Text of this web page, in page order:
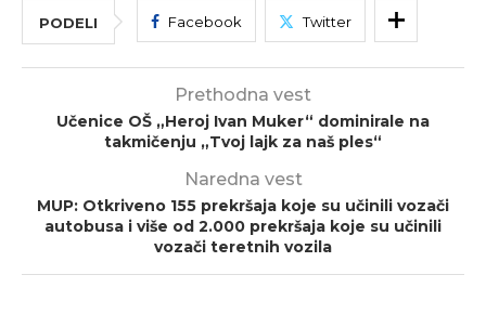
PODELI Facebook Twitter
Prethodna vest
Učenice OŠ „Heroj Ivan Muker“ dominirale na
takmičenju „Tvoj lajk za naš ples“
Naredna vest
MUP: Otkriveno 155 prekršaja koje su učinili vozači
autobusa i više od 2.000 prekršaja koje su učinili
vozači teretnih vozila